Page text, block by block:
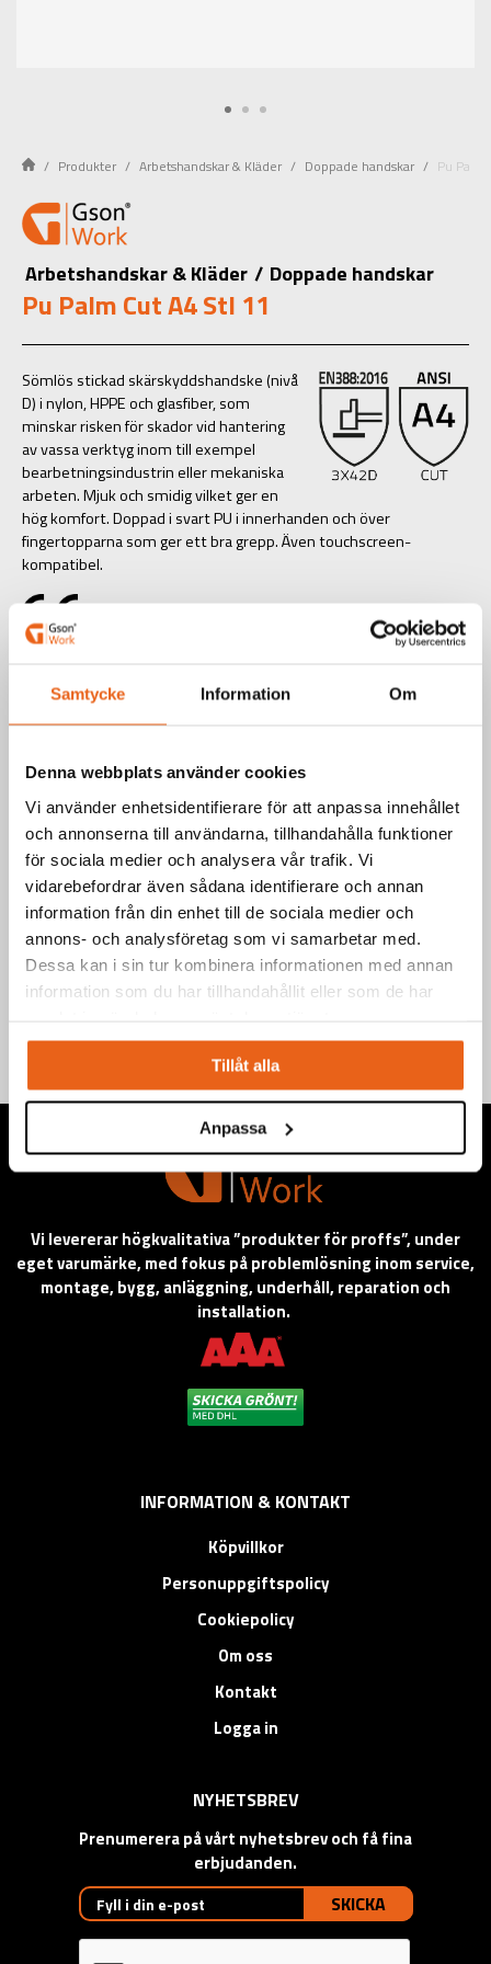
Samtycke Information Om
Denna webbplats använder cookies
Vi använder enhetsidentifierare för att anpassa innehållet
och annonserna till användarna, tillhandahålla funktioner
för sociala medier och analysera vår trafik. Vi
vidarebefordrar även sådana identifierare och annan
information från din enhet till de sociala medier och
annons- och analysföretag som vi samarbetar med.
Dessa kan i sin tur kombinera informationen med annan
information som du har tillhandahållit eller som de har
Tillåt alla
Anpassa
Produkter Arbetshandskar & Kläder Doppade handskar Pu Palm
Arbetshandskar & Kläder / Doppade handskar
Pu Palm Cut A4 Stl 11
Sömlös stickad skärskyddshandske (nivå
D) i nylon, HPPE och glasfiber, som
minskar risken för skador vid hantering
av vassa verktyg inom till exempel
bearbetningsindustrin eller mekaniska
arbeten. Mjuk och smidig vilket ger en
hög komfort. Doppad i svart PU i innerhanden och över
fingertopparna som ger ett bra grepp. Även touchscreen-
kompatibel.
EAN-kod: 7340090217739
Teknisk information
Information
Vi levererar högkvalitativa ”produkter för proffs”, under
eget varumärke, med fokus på problemlösning inom service,
montage, bygg, anläggning, underhåll, reparation och
installation.
INFORMATION & KONTAKT
Köpvillkor
Personuppgiftspolicy
Cookiepolicy
Om oss
Kontakt
Logga in
NYHETSBREV
Prenumerera på vårt nyhetsbrev och få fina
erbjudanden.
SKICKA